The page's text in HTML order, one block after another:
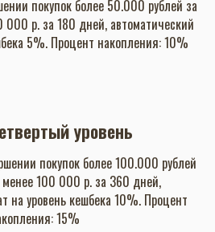
покупок более 50.000 рублей за
р. за 180 дней, автоматический
5%. Процент накопления: 10%